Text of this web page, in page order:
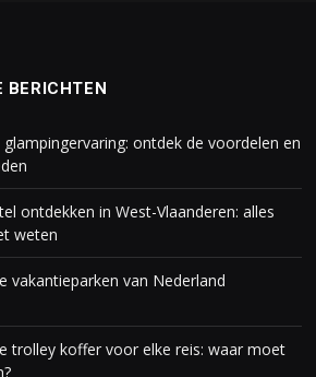
BERICHTEN
glampingervaring: ontdek de voordelen en
ontdekken in West-Vlaanderen: alles
weten
vakantieparken van Nederland
trolley koffer voor elke reis: waar moet